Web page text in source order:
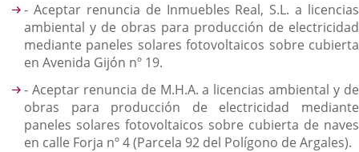
- Aceptar renuncia de Inmuebles Real, S.L. a licencias
ambiental y de obras para producción de electricidad
mediante paneles solares fotovoltaicos sobre cubierta
en Avenida Gijón nº 19.
- Aceptar renuncia de M.H.A. a licencias ambiental y de
obras para producción de electricidad mediante
paneles solares fotovoltaicos sobre cubierta de naves
en calle Forja nº 4 (Parcela 92 del Polígono de Argales).